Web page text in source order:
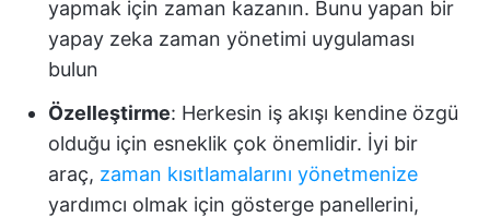
yapmak için zaman kazanın. Bunu yapan bir
yapay zeka zaman yönetimi uygulaması
bulun
Özelleştirme: Herkesin iş akışı kendine özgü
olduğu için esneklik çok önemlidir. İyi bir
araç, zaman kısıtlamalarını yönetmenize
yardımcı olmak için gösterge panellerini,